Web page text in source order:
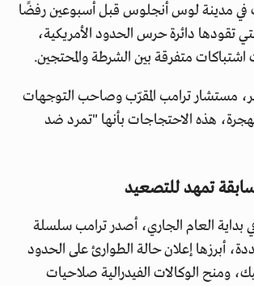
في مدينة لوس أنجلوس قبل أسبوعين رفضًا
تقودها دائرة حرس الحدود الأمريكية،
متفرقة بين الشرطة والمحتجين.
مستشار ترامب المقرّب وصاحب التوجهات
هذه الاحتجاجات بأنها "تمرد ضد
تمهد للتصعيد
بداية العام الجاري، أصدر ترامب سلسلة
أبرزها إعلان حالة الطوارئ على الحدود
ومنح الوكالات الفيدرالية صلاحيات